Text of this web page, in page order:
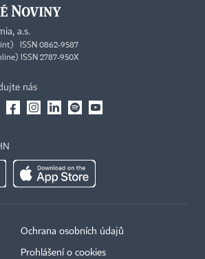
a.s.
ISSN 0862-9587
ISSN 2787-950X
nás
Ochrana osobních údajů
Prohlášení o cookies